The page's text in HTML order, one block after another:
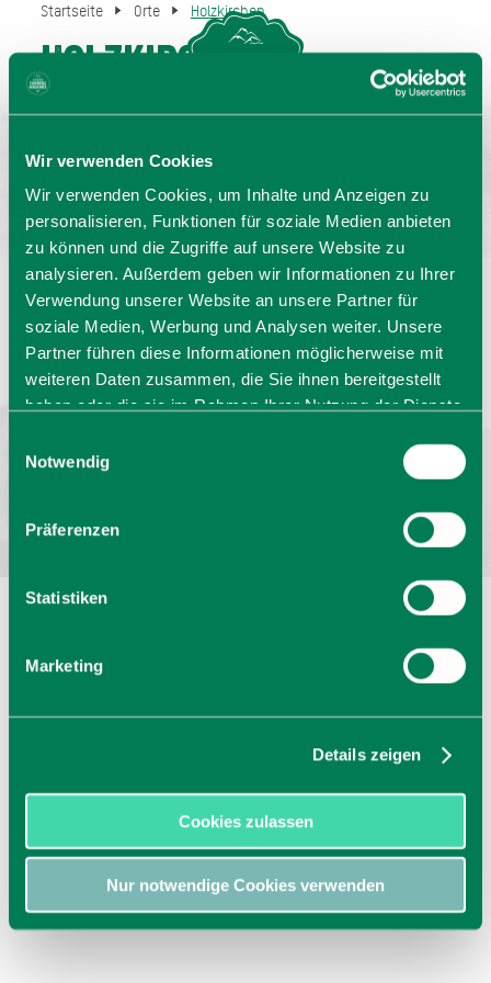
Wir verwenden Cookies
Wir verwenden Cookies, um Inhalte und Anzeigen zu
personalisieren, Funktionen für soziale Medien anbieten
zu können und die Zugriffe auf unsere Website zu
analysieren. Außerdem geben wir Informationen zu Ihrer
Verwendung unserer Website an unsere Partner für
soziale Medien, Werbung und Analysen weiter. Unsere
Partner führen diese Informationen möglicherweise mit
weiteren Daten zusammen, die Sie ihnen bereitgestellt
haben oder die sie im Rahmen Ihrer Nutzung der Dienste
Cookies, wenn Sie unsere Webseite weiterhin nutzen.
Notwendig
Präferenzen
Statistiken
Marketing
Details zeigen
Cookies zulassen
Nur notwendige Cookies verwenden
Startseite Orte Holzkirchen
Holzkirchen
Sprache wählen:DE EN IT
Barrierefrei reisen Filmregion
Prospekte
Kontakt
Impressum
Datenschutz
Bayern - traditionell anders
GASTGEBERSUCHE